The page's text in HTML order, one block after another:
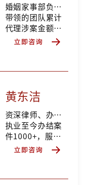
婚姻家事部负责人、高级合伙人、首席律师、心理咨询师
带领的团队累计
代理涉案金额上
亿元案件200+，
涉案金额千万元
3300+，服务客
件和解率高达
60%以上，成功
协助客户处置资
产总值突破5300
亿
黄东洁
资深律师、办案二部负责人
执业至今办结案
件1000+，服务
人数7000+，代
理涉千万资产案
产案件10+，累计